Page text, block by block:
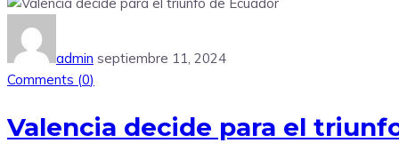
admin septiembre 11, 2024
Comments (0)
Valencia decide para el